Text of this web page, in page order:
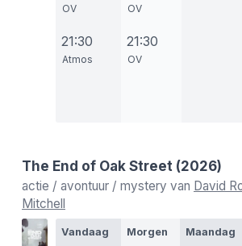
OV
21:30
Atmos
OV
21:30
OV
The End of Oak Street (2026)
actie / avontuur / mystery van David
Mitchell
Vandaag Morgen Maandag